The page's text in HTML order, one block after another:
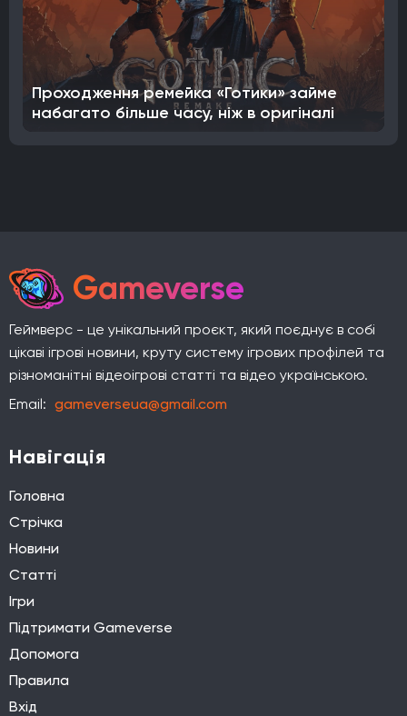
Проходження ремейка «Готики» займе
набагато більше часу, ніж в оригіналі
Gameverse
Геймверс - це унікальний проєкт, який поєднує в собі
цікаві ігрові новини, круту систему ігрових профілей та
різноманітні відеоігрові статті та відео українською.
Email: gameverseua@gmail.com
Навігація
Головна
Стрічка
Новини
Статті
Ігри
Підтримати Gameverse
Допомога
Правила
Вхід